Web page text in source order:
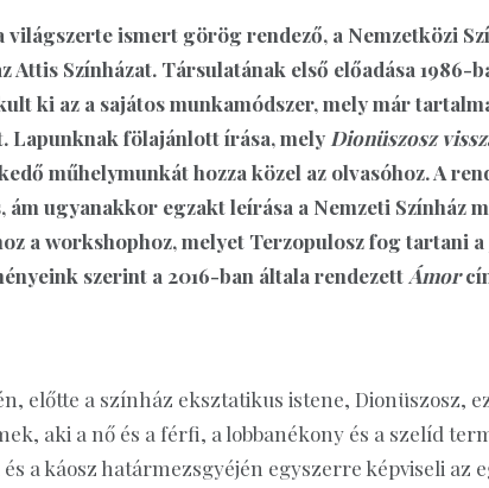
világszerte ismert görög rendező, a Nemzetközi
Attis Színházat. Társulatának első előadása 1986-
ki az a sajátos munkamódszer, mely már
Lapunknak fölajánlott írása, mely Dionüszosz
műhelymunkát hozza közel az olvasóhoz. A
ugyanakkor egzakt leírása a Nemzeti Színház
a workshophoz, melyet Terzopulosz fog tartani
szerint a 2016-ban általa rendezett Ámor
előtte a színház eksztatikus istene, Dionüszosz,
aki a nő és a férfi, a lobbanékony és a szelíd
a káosz határmezsgyéjén egyszerre képviseli az